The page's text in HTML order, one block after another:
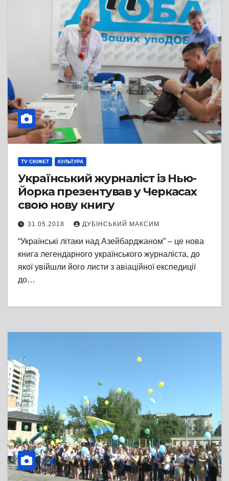
TV СЮЖЕТ КУЛЬТУРА
Український журналіст із Нью-
Йорка презентував у Черкасах
свою нову книгу
31.05.2018 ДУБІНСЬКИЙ МАКСИМ
“Українські літаки над Азейбарджаном” – це нова
книга легендарного українського журналіста, до
якої увійшли його листи з авіаційної експедиції
до…